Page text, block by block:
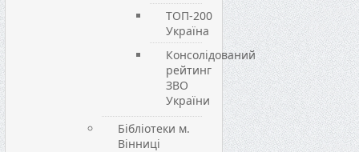
ТОП-200
Україна
Консолідований
рейтинг
ЗВО
України
Бібліотеки м.
Вінниці